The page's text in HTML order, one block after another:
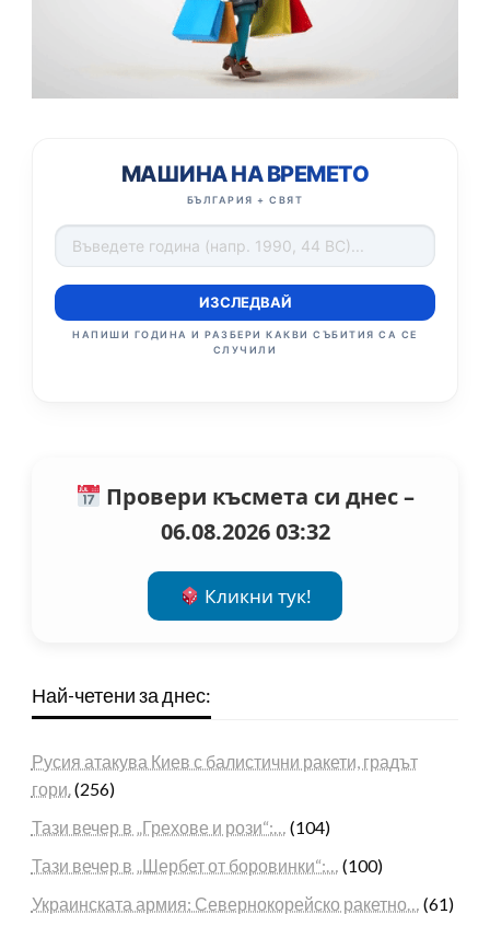
МАШИНА НА ВРЕМЕТО
БЪЛГАРИЯ + СВЯТ
ИЗСЛЕДВАЙ
НАПИШИ ГОДИНА И РАЗБЕРИ КАКВИ СЪБИТИЯ СА СЕ
СЛУЧИЛИ
Провери късмета си днес –
06.08.2026 03:32
Кликни тук!
Най-четени за днес:
Русия атакува Киев с балистични ракети, градът
гори.(256)
Тази вечер в „Грехове и рози“:… (104)
Тази вечер в „Шербет от боровинки“:… (100)
Украинската армия: Севернокорейско ракетно… (61)